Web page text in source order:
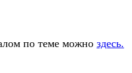
по теме можно здесь.